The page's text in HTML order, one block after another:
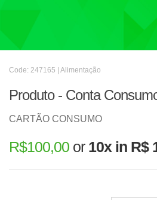
Code: 247165 | Alimentação
Produto - Conta
CARTÃO CONSUMO
R$100,00 or 10x in R$